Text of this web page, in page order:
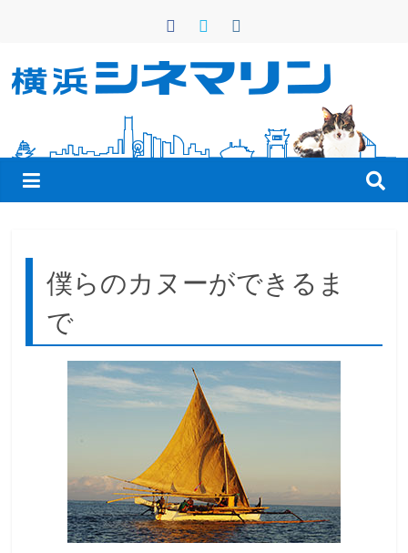
ン
横
浜
シ
ネ
マ
リ
僕らのカヌーができるま
で